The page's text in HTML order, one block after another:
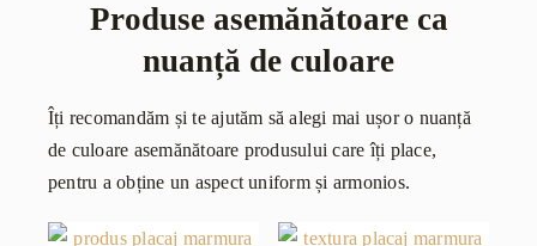
Produse asemănătoare ca
nuanță de culoare
Îți recomandăm și te ajutăm să alegi mai ușor o nuanță
de culoare asemănătoare produsului care îți place,
pentru a obține un aspect uniform și armonios.